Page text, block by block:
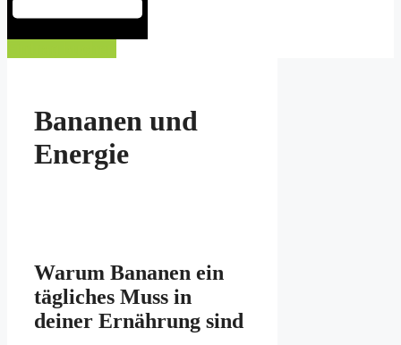
Bananen und
Energie
Warum Bananen ein
tägliches Muss in
deiner Ernährung sind